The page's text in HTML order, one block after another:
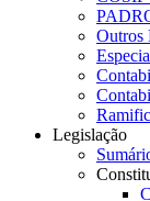
Outros
Legislação